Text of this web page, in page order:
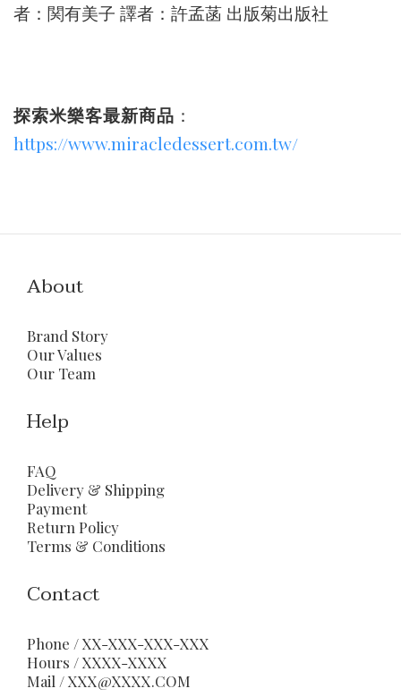
者：関有美子 譯者：許孟菡 出版菊出版社
探索米樂客最新商品 ：
https://www.miracledessert.com.tw/
About
Brand Story
Our Values
Our Team
Help
FAQ
Delivery & Shipping
Payment
Return Policy
Terms & Conditions
Contact
Phone / XX-XXX-XXX-XXX
Hours / XXXX-XXXX
Mail / XXX@XXXX.COM